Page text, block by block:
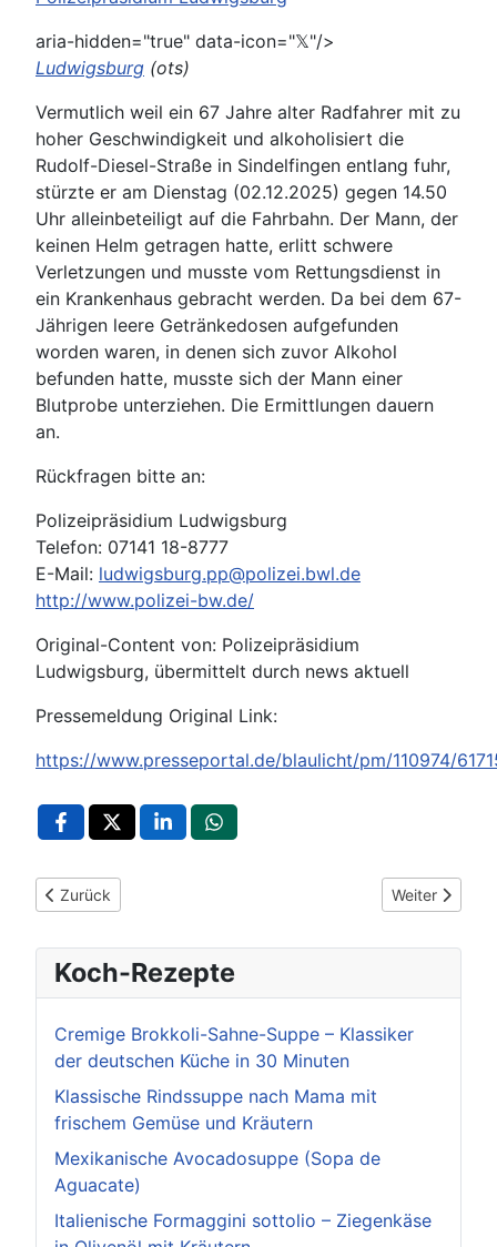
aria-hidden="true" data-icon="𝕏"/>
Ludwigsburg (ots)
Vermutlich weil ein 67 Jahre alter Radfahrer mit zu
hoher Geschwindigkeit und alkoholisiert die
Rudolf-Diesel-Straße in Sindelfingen entlang fuhr,
stürzte er am Dienstag (02.12.2025) gegen 14.50
Uhr alleinbeteiligt auf die Fahrbahn. Der Mann, der
keinen Helm getragen hatte, erlitt schwere
Verletzungen und musste vom Rettungsdienst in
ein Krankenhaus gebracht werden. Da bei dem 67-
Jährigen leere Getränkedosen aufgefunden
worden waren, in denen sich zuvor Alkohol
befunden hatte, musste sich der Mann einer
Blutprobe unterziehen. Die Ermittlungen dauern
an.
Rückfragen bitte an:
Polizeipräsidium Ludwigsburg
Telefon: 07141 18-8777
E-Mail: ludwigsburg.pp@polizei.bwl.de
http://www.polizei-bw.de/
Original-Content von: Polizeipräsidium
Ludwigsburg, übermittelt durch news aktuell
Pressemeldung Original Link:
https://www.presseportal.de/blaulicht/pm/110974/
Vorheriger Beitrag: POL-LB: Herrenberg: VW-Lenker
Zurück Nächster
Weiter
Koch-Rezepte
Cremige Brokkoli-Sahne-Suppe – Klassiker
der deutschen Küche in 30 Minuten
Klassische Rindssuppe nach Mama mit
frischem Gemüse und Kräutern
Mexikanische Avocadosuppe (Sopa de
Aguacate)
Italienische Formaggini sottolio – Ziegenkäse